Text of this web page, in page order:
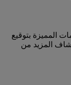
المميزة بتوقيع
المزيد من